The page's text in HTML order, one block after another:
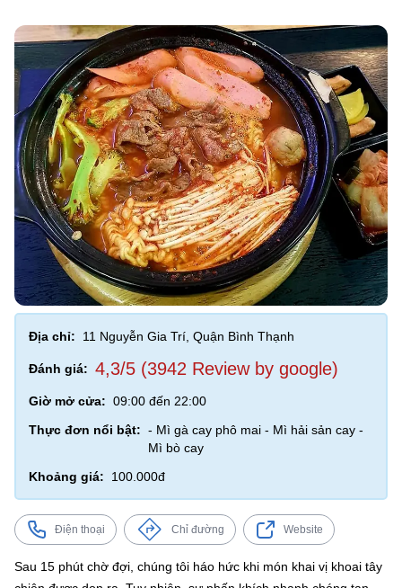
Địa chỉ: 11 Nguyễn Gia Trí, Quận Bình Thạnh
Đánh giá: 4,3/5 (3942 Review by google)
Giờ mở cửa: 09:00 đến 22:00
Thực đơn nổi bật: - Mì gà cay phô mai - Mì hải sản cay -
Mì bò cay
Khoảng giá:
100.000đ
Điện thoại Chỉ đường Website
Sau 15 phút chờ đợi, chúng tôi háo hức khi món khai vị khoai tây